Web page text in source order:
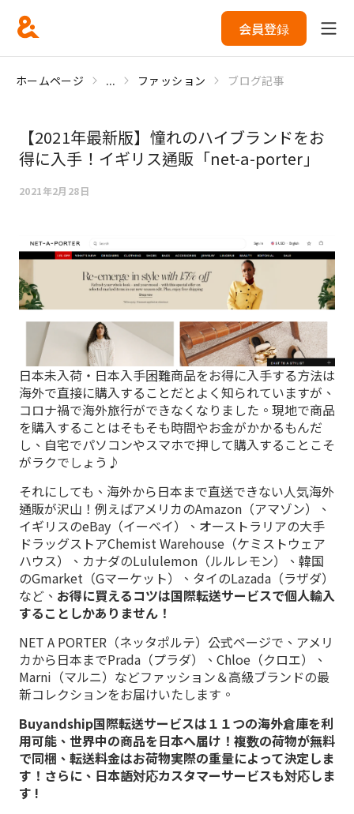
会員登録
ホームページ ... ファッション ブログ記事
【2021年最新版】憧れのハイブランドをお
得に入手！イギリス通販「net-a-porter」
2021年2月28日
日本未入荷・日本入手困難商品をお得に入手する方法は
海外で直接に購入することだとよく知られていますが、
コロナ禍で海外旅行ができなくなりました。現地で商品
を購入することはそもそも時間やお金がかかるもんだ
し、自宅でパソコンやスマホで押して購入することこそ
がラクでしょう♪
それにしても、海外から日本まで直送できない人気海外
通販が沢山！例えばアメリカのAmazon（アマゾン）、
イギリスのeBay（イーベイ）、オーストラリアの大手
ドラッグストアChemist Warehouse（ケミストウェア
ハウス）、カナダのLululemon（ルルレモン）、韓国
のGmarket（Gマーケット）、タイのLazada（ラザダ）
など、 お得に買えるコツは国際転送サービスで個人輸入
することしかありません！
NET A PORTER（ネッタポルテ）公式ページで、アメリ
カから日本までPrada（プラダ）、Chloe（クロエ）、
Marni（マルニ）などファッション＆高級ブランドの最
新コレクションをお届けいたします。
Buyandship国際転送サービスは１１つの海外倉庫を利
用可能、世界中の商品を日本へ届け！複数の荷物が無料
で同梱、転送料金はお荷物実際の重量によって決定しま
す！さらに、日本語対応カスタマーサービスも対応しま
す !